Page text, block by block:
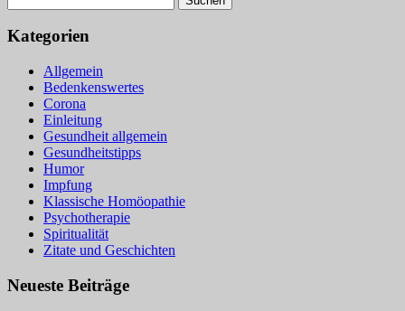
nach:
Kategorien
Allgemein
Bedenkenswertes
Corona
Einleitung
Gesundheit allgemein
Gesundheitstipps
Humor
Impfung
Klassische Homöopathie
Psychotherapie
Spiritualität
Zitate und Geschichten
Neueste Beiträge